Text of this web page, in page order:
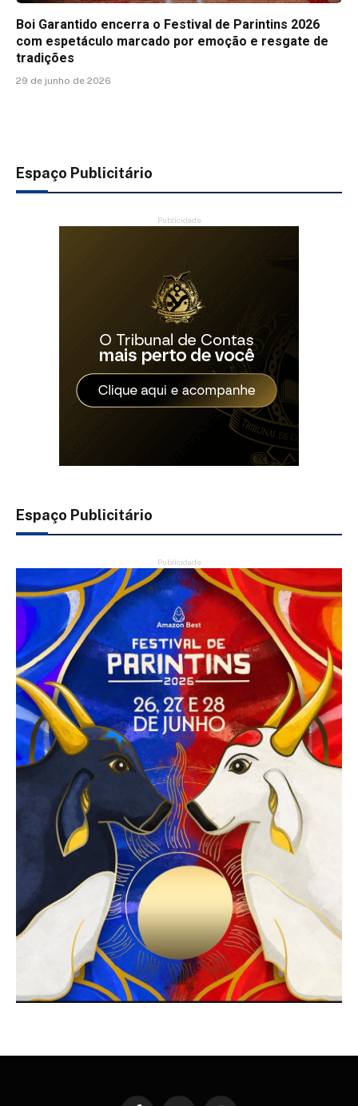
Boi Garantido encerra o Festival de Parintins 2026
com espetáculo marcado por emoção e resgate de
tradições
29 de junho de 2026
Espaço Publicitário
Publicidade
Espaço Publicitário
Publicidade